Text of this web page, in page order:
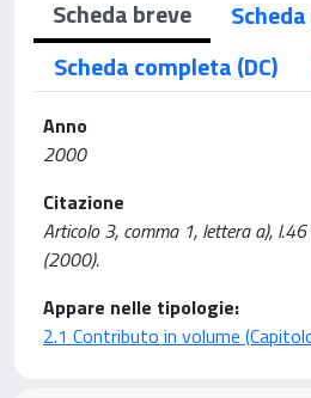
Scheda breve
Scheda completa (DC)
Anno
2000
Citazione
Articolo 3, comma 1, lettera a),
(2000).
Appare nelle tipologie:
2.1 Contributo in volume